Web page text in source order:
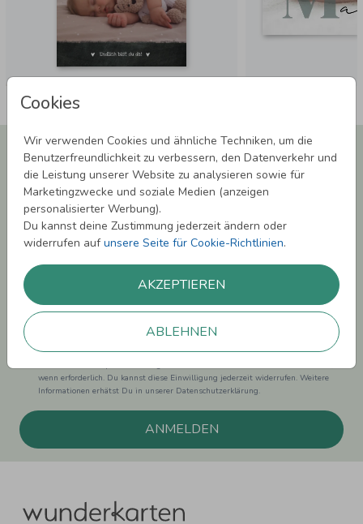
Cookies
Wir verwenden Cookies und ähnliche Techniken, um die
Benutzerfreundlichkeit zu verbessern, den Datenverkehr und
die Leistung unserer Website zu analysieren sowie für
Marketingzwecke und soziale Medien (anzeigen
personalisierter Werbung).
Du kannst deine Zustimmung jederzeit ändern oder
widerrufen aufunsere Seite für Cookie-Richtlinien.
AKZEPTIEREN
ABLEHNEN
Newsletter abonnieren und 5,00 € Rabatt**
sichern!
Melde Dich zu unserem Newsletter an und bleibe auf dem
Laufenden.
Einwilligung zur Datennutzung für Marketingzwecke: Hiermit willigst Du ein,
dass wir Dich mit neuesten Informationen aus unserem Angebot informieren
können. Dies umfasst den Versand unseres Newsletters. Zudem können wir Dir
Produktinformationen zu Deinen Interessen auf anderen Plattformen wie
Facebook und Google anzeigen. Um Dir diesen Service anbieten zu können,
wenn erforderlich. Du kannst diese Einwilligung jederzeit widerrufen. Weitere
Informationen erhätst Du in unserer Datenschutzerklärung.
ANMELDEN